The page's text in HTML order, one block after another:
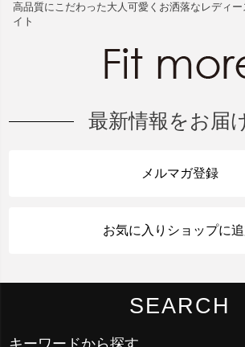
高品質にこだわった大人可愛くお洒落なレディ
イト
最新情報をお届
メルマガ登録
お気に入りショップに
SEARCH
キーワードから探す